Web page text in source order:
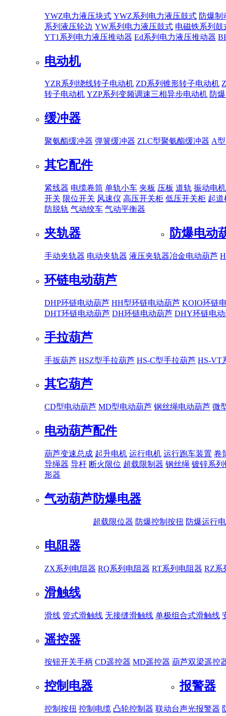
YWZ电力液压块式 YWZ系列电力液压鼓式 防爆制
系列液压轮边 YW系列电力液压鼓式 电磁铁系列鼓
YT1系列电力液压推动器 Ed系列电力液压推动器
电动机
YZR系列绕线转子电动机 ZD系列锥形转子电动机
转子电动机 YZP系列变频调速三相异步电动机 防
缓冲器
聚氨酯缓冲器 弹簧缓冲器 ZLC型聚氨酯缓冲器 A
其它配件
紧线器 电缆卷筒 单轨小车 夹板 压板 道轨 振动电机
开关 限位开关 风速仪 高压开关柜 低压开关柜 起道
防脱轨 气动绞车 气动平衡器
夹轨器
手动夹轨器 电动夹轨器 液压夹轨器
防爆电动
冶金电动葫芦
环链电动葫芦
DHP环链电动葫芦 HH型环链电动葫芦 KOIO环链
DHT环链电动葫芦 DH环链电动葫芦 DHY环链电
手拉葫芦
手扳葫芦 HSZ型手拉葫芦 HS-C型手拉葫芦 HS-VT
其它葫芦
CD型电动葫芦 MD型电动葫芦 钢丝绳电动葫芦 微
电动葫芦配件
葫芦变速总成 起升电机 运行电机 运行跑车装置 卷
导绳器 导杆 断火限位 超载限制器 钢丝绳 镀锌系列
形器
气动葫芦防爆电器
超载限位器 防爆控制按扭 防爆运行
电阻器
ZX系列电阻器 RQ系列电阻器 RT系列电阻器 RZ系
滑触线
滑线 管式滑触线 无接缝滑触线 单极组合式滑触线
遥控器
按钮开关手柄 CD遥控器 MD遥控器 葫芦双梁遥控
控制电器
控制按扭 控制电缆 凸轮控制器 联动台
报警器
声光报警器